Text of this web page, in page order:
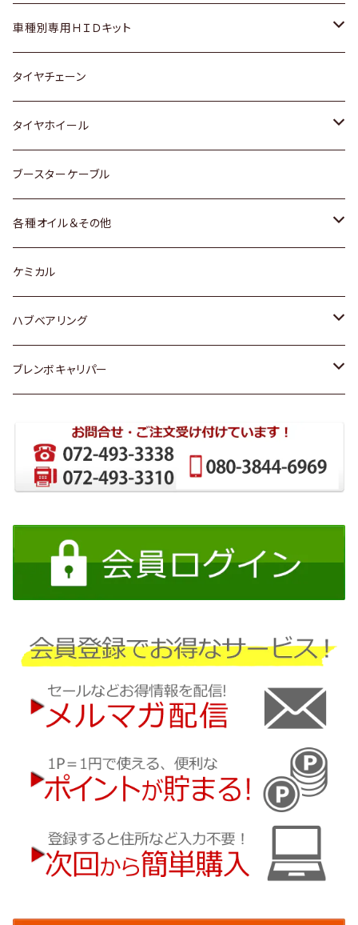
マツダ
三菱
スバル
レクサス
ダイハツ
マツダ
三菱
スバル
日産
いすゞ
ダイハツ
マツダ
三菱
スバル
スズキ
日産
ダイハツ
スバル
ホンダ
スズキ
日産
ダイハツ
マツダ
ホンダ
スズキ
日産
ダイハツ
マツダ
スバル
車種別専用ＨＩＤキット
トヨタ
マツダ
タイヤチェーン
タイヤホイール
トヨタ
ホンダ
スズキ
日産
ダイハツ
ブースターケーブル
各種オイル＆その他
ディーデル洗浄添加剤
ケミカル
ハブベアリング
トヨタ
スズキ
ダイハツ
三菱
ブレンボキャリパー
日産
スバル